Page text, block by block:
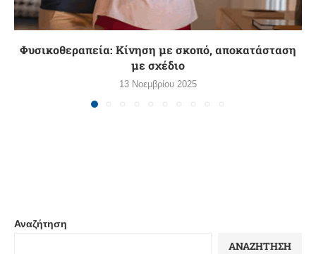
Φυσικοθεραπεία: Κίνηση με σκοπό, αποκατάσταση
με σχέδιο
13 Νοεμβρίου 2025
Αναζήτηση
ΑΝΑΖΉΤΗΣΗ